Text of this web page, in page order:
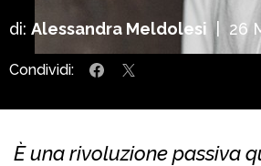
di: Alessandra Meldolesi 26
Condividi:
È una rivoluzione passiva